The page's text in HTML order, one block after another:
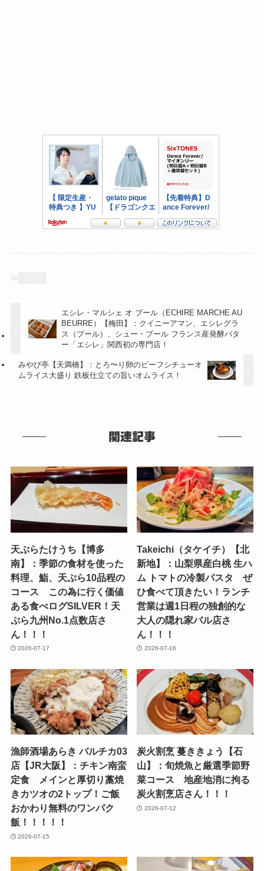
エシレ・マルシェ オ ブール（ECHIRE MARCHE AU
BEURRE）【梅田】：クイニーアマン、エシレグラ
ス（プール）、シュー・プール フランス産発酵バタ
ー「エシレ」関西初の専門店！
みやび亭【天満橋】：とろ〜り卵のビーフシチューオ
ムライス大盛り 鉄板仕立ての旨いオムライス！
関連記事
天ぷらたけうち【博多
南】：季節の食材を使った
料理、鮨、天ぷら10品程の
コース この為に行く価値
ある食べログSILVER！天
ぷら九州No.1点数店さ
ん！！！
2026-07-17
Takeichi（タケイチ）【北
新地】：山梨県産白桃 生ハ
ム トマトの冷製パスタ ぜ
ひ食べて頂きたい！ランチ
営業は週1日程の独創的な
大人の隠れ家バル店さ
ん！！！
2026-07-16
漁師酒場あらき バルチカ03
店【JR大阪】：チキン南蛮
定食 メインと厚切り藁焼
きカツオの2トップ！ご飯
おかわり無料のワンパク
飯！！！！！
2026-07-15
炭火割烹 蔓ききょう【石
山】：旬焼魚と厳選季節野
菜コース 地産地消に拘る
炭火割烹店さん！！！
2026-07-12